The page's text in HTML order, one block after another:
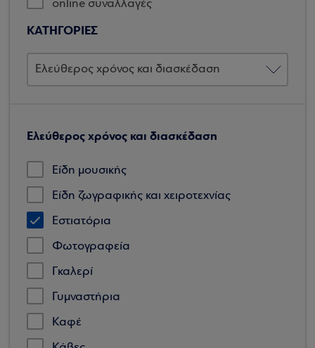
ΚΑΤΗΓΟΡΙΕΣ
online συναλλαγές
Ελεύθερος χρόνος και διασκέδαση
Είδη μουσικής
Είδη ζωγραφικής και χειροτεχνίας
Εστιατόρια
Φωτογραφεία
Γκαλερί
Γυμναστήρια
Καφέ